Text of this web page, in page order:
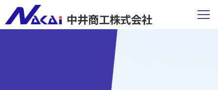
中井商工株式会社